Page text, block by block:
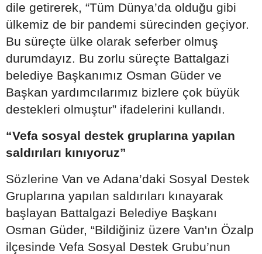
dile getirerek, “Tüm Dünya’da olduğu gibi
ülkemiz de bir pandemi sürecinden geçiyor.
Bu süreçte ülke olarak seferber olmuş
durumdayız. Bu zorlu süreçte Battalgazi
belediye Başkanımız Osman Güder ve
Başkan yardımcılarımız bizlere çok büyük
destekleri olmuştur” ifadelerini kullandı.
“Vefa sosyal destek gruplarına yapılan
saldırıları kınıyoruz”
Sözlerine Van ve Adana’daki Sosyal Destek
Gruplarına yapılan saldırıları kınayarak
başlayan Battalgazi Belediye Başkanı
Osman Güder, “Bildiğiniz üzere Van'ın Özalp
ilçesinde Vefa Sosyal Destek Grubu’nun